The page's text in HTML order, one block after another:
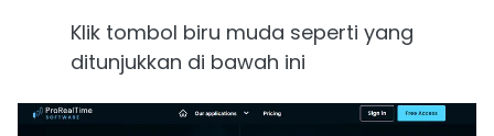
Klik tombol biru muda seperti yang
ditunjukkan di bawah ini